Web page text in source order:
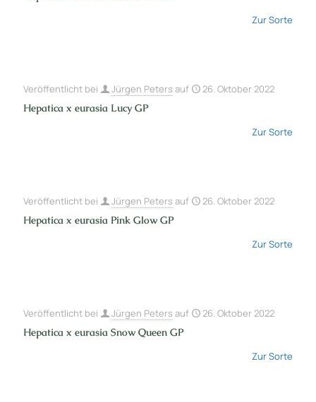
Zur Sorte
Veröffentlicht bei Jürgen Peters auf
26. Oktober 2022
Hepatica x eurasia Lucy GP
Zur Sorte
Veröffentlicht bei Jürgen Peters auf
26. Oktober 2022
Hepatica x eurasia Pink Glow GP
Zur Sorte
Veröffentlicht bei Jürgen Peters auf
26. Oktober 2022
Hepatica x eurasia Snow Queen GP
Zur Sorte